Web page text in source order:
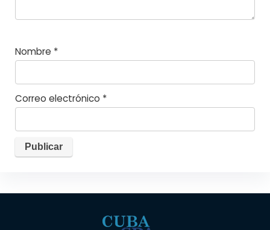
Nombre *
Correo electrónico *